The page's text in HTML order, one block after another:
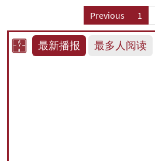
Previous 1
最新播报 最多人阅读